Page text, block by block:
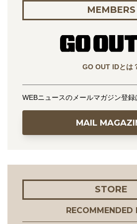
MEMBERS
GO OUT IDとは
WEBニュースのメールマガジン登録
MAIL
STORE
RECOMMENDED